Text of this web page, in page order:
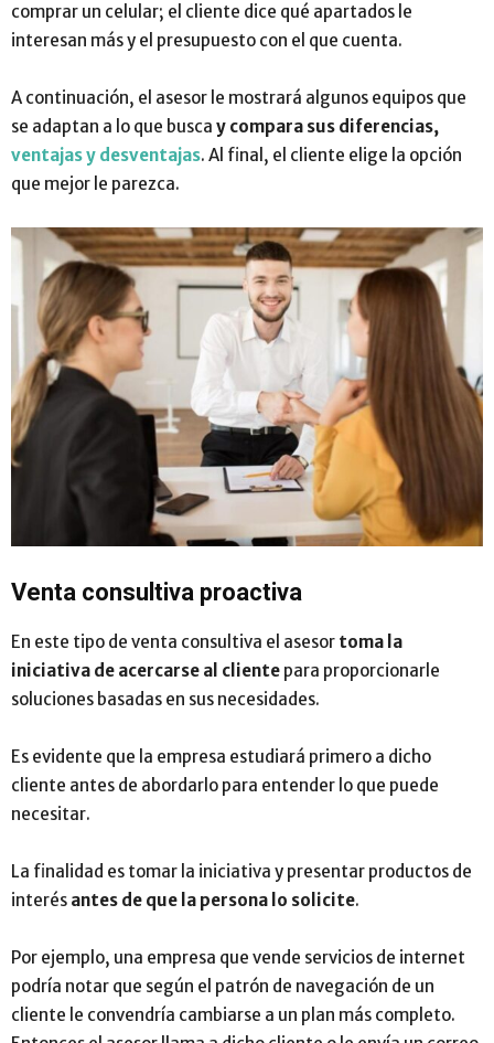
comprar un celular; el cliente dice qué apartados le
interesan más y el presupuesto con el que cuenta.
A continuación, el asesor le mostrará algunos equipos que
se adaptan a lo que busca y compara sus diferencias,
ventajas y desventajas. Al final, el cliente elige la opción
que mejor le parezca.
Venta consultiva proactiva
En este tipo de venta consultiva el asesor toma la
iniciativa de acercarse al cliente para proporcionarle
soluciones basadas en sus necesidades.
Es evidente que la empresa estudiará primero a dicho
cliente antes de abordarlo para entender lo que puede
necesitar.
La finalidad es tomar la iniciativa y presentar productos de
interés antes de que la persona lo solicite.
Por ejemplo, una empresa que vende servicios de internet
podría notar que según el patrón de navegación de un
cliente le convendría cambiarse a un plan más completo.